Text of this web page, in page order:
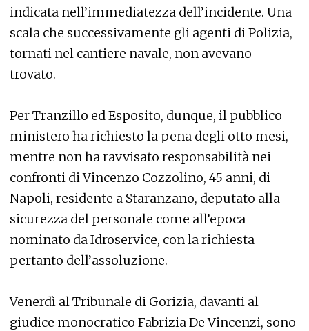
indicata nell’immediatezza dell’incidente. Una
scala che successivamente gli agenti di Polizia,
tornati nel cantiere navale, non avevano
trovato.
Per Tranzillo ed Esposito, dunque, il pubblico
ministero ha richiesto la pena degli otto mesi,
mentre non ha ravvisato responsabilità nei
confronti di Vincenzo Cozzolino, 45 anni, di
Napoli, residente a Staranzano, deputato alla
sicurezza del personale come all’epoca
nominato da Idroservice, con la richiesta
pertanto dell’assoluzione.
Venerdì al Tribunale di Gorizia, davanti al
giudice monocratico Fabrizia De Vincenzi, sono